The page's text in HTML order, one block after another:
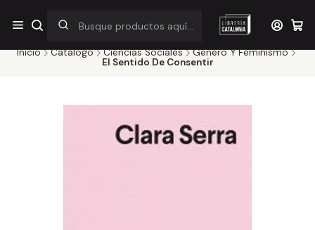
¡Por pocos días! Despacho a $1.000 en RM por compras sobre
$38.000
Inicio Catálogo Ciencias Sociales
Genero Y Feminismo
El Sentido De Consentir